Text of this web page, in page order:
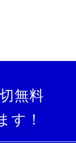
無料
す！